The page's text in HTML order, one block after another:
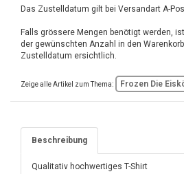
Das Zustelldatum gilt bei Versandart A-
Falls grössere Mengen benötigt werden,
der gewünschten Anzahl in den
Zustelldatum ersichtlich.
Zeige alle Artikel zum Thema: Frozen Die
Beschreibung
Qualitativ hochwertiges T-Shirt